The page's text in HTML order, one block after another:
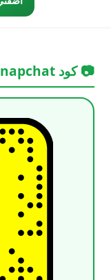
📷 كود Snapchat